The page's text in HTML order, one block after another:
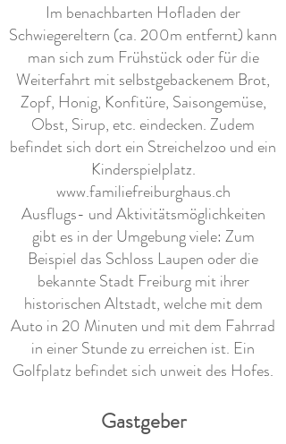
Im benachbarten Hofladen der
Schwiegereltern (ca. 200m entfernt) kann
man sich zum Frühstück oder für die
Weiterfahrt mit selbstgebackenem Brot,
Zopf, Honig, Konfitüre, Saisongemüse,
Obst, Sirup, etc. eindecken. Zudem
befindet sich dort ein Streichelzoo und ein
Kinderspielplatz.
www.familiefreiburghaus.ch
Ausflugs- und Aktivitätsmöglichkeiten
gibt es in der Umgebung viele: Zum
Beispiel das Schloss Laupen oder die
bekannte Stadt Freiburg mit ihrer
historischen Altstadt, welche mit dem
Auto in 20 Minuten und mit dem Fahrrad
in einer Stunde zu erreichen ist. Ein
Golfplatz befindet sich unweit des Hofes.
Gastgeber